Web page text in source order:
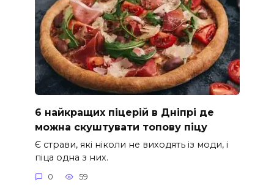
6 найкращих піцерій в Дніпрі де
можна скуштувати топову піцу
Є страви, які ніколи не виходять із моди, і
піца одна з них.
0 59